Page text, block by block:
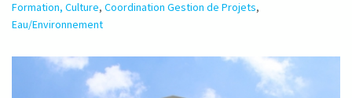
Formation, Culture, Coordination Gestion de Projets,
Eau/Environnement